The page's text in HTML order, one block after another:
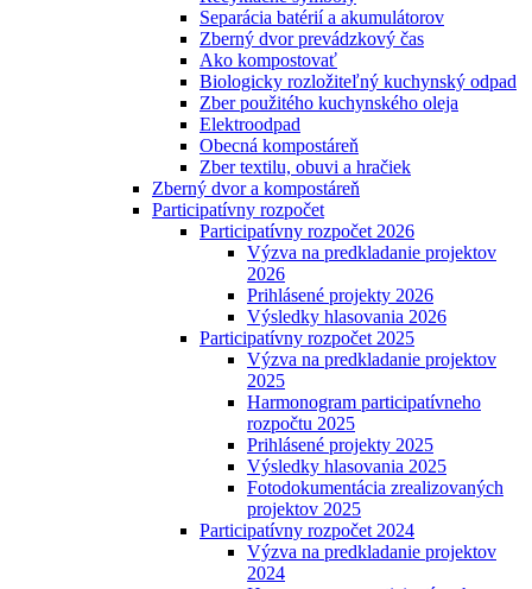
Separácia batérií a akumulátorov
Zberný dvor prevádzkový čas
Ako kompostovať
Biologicky rozložiteľný kuchynský odpad
Zber použitého kuchynského oleja
Elektroodpad
Obecná kompostáreň
Zber textilu, obuvi a hračiek
Zberný dvor a kompostáreň
Participatívny rozpočet
Participatívny rozpočet 2026
Výzva na predkladanie projektov
2026
Prihlásené projekty 2026
Výsledky hlasovania 2026
Participatívny rozpočet 2025
Výzva na predkladanie projektov
2025
Harmonogram participatívneho
rozpočtu 2025
Prihlásené projekty 2025
Výsledky hlasovania 2025
Fotodokumentácia zrealizovaných
projektov 2025
Participatívny rozpočet 2024
Výzva na predkladanie projektov
2024